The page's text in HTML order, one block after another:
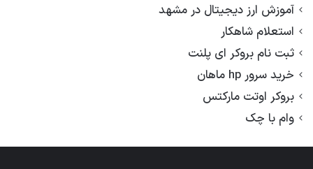
آموزش ارز دیجیتال در مشهد
استعلام شاهکار
ثبت نام بروکر ای پلنت
خرید سرور hp ماهان
بروکر اوتت مارکتس
وام با چک